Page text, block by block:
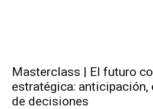
Masterclass | El futuro
estratégica: anticipación,
de decisiones